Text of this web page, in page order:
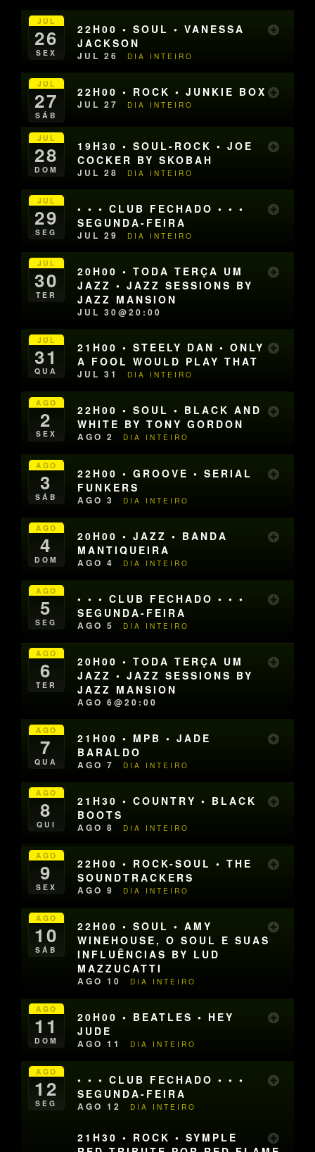
JUL
26
SEX
22H00 • SOUL • VANESSA
JACKSON
JUL 26 DIA INTEIRO
JUL
27
SÁB
22H00 • ROCK • JUNKIE BOX
JUL 27 DIA INTEIRO
JUL
28
DOM
19H30 • SOUL-ROCK • JOE
COCKER BY SKOBAH
JUL 28 DIA INTEIRO
JUL
29
SEG
• • • CLUB FECHADO • • •
SEGUNDA-FEIRA
JUL 29 DIA INTEIRO
JUL
30
TER
20H00 • TODA TERÇA UM
JAZZ • JAZZ SESSIONS BY
JAZZ MANSION
JUL 30@20:00
JUL
31
QUA
21H00 • STEELY DAN • ONLY
A FOOL WOULD PLAY THAT
JUL 31 DIA INTEIRO
AGO
2
SEX
22H00 • SOUL • BLACK AND
WHITE BY TONY GORDON
AGO 2 DIA INTEIRO
AGO
3
SÁB
22H00 • GROOVE • SERIAL
FUNKERS
AGO 3 DIA INTEIRO
AGO
4
DOM
20H00 • JAZZ • BANDA
MANTIQUEIRA
AGO 4 DIA INTEIRO
AGO
5
SEG
• • • CLUB FECHADO • • •
SEGUNDA-FEIRA
AGO 5 DIA INTEIRO
AGO
6
TER
20H00 • TODA TERÇA UM
JAZZ • JAZZ SESSIONS BY
JAZZ MANSION
AGO 6@20:00
AGO
7
QUA
21H00 • MPB • JADE
BARALDO
AGO 7 DIA INTEIRO
AGO
8
QUI
21H30 • COUNTRY • BLACK
BOOTS
AGO 8 DIA INTEIRO
AGO
9
SEX
22H00 • ROCK-SOUL • THE
SOUNDTRACKERS
AGO 9 DIA INTEIRO
AGO
10
SÁB
22H00 • SOUL • AMY
WINEHOUSE, O SOUL E SUAS
INFLUÊNCIAS BY LUD
MAZZUCATTI
AGO 10 DIA INTEIRO
AGO
11
DOM
20H00 • BEATLES • HEY
JUDE
AGO 11 DIA INTEIRO
AGO
12
SEG
• • • CLUB FECHADO • • •
SEGUNDA-FEIRA
AGO 12 DIA INTEIRO
21H30 • ROCK • SYMPLE